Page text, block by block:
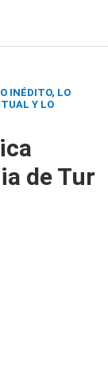
INÉDITO, LO
Y LO
de Tur